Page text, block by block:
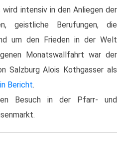
intensiv in den Anliegen der
geistliche Berufungen, die
um den Frieden in der Welt
Monatswallfahrt war der
Salzburg Alois Kothgasser als
Bericht.
Besuch in der Pfarr- und